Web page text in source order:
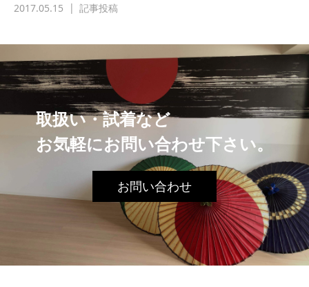
DRESSKIMONO101
2017.05.15 記事投稿
取扱い・試着など
お気軽にお問い合わせ下さい。
お問い合わせ